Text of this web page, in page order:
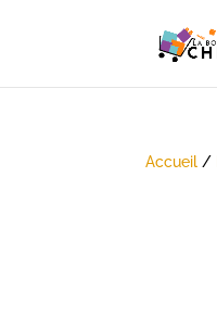
Accueil /